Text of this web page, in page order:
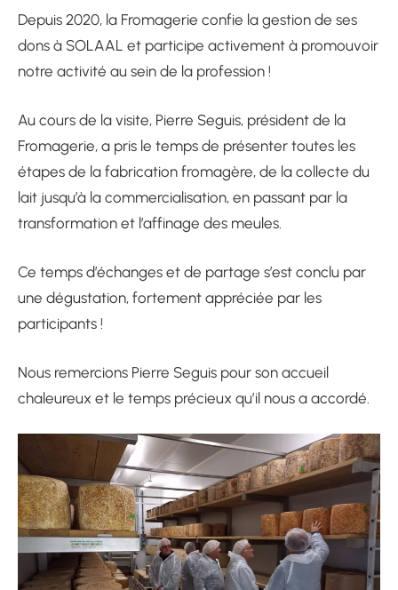
Depuis 2020, la Fromagerie confie la gestion de ses
dons à SOLAAL et participe activement à promouvoir
notre activité au sein de la profession !
Au cours de la visite, Pierre Seguis, président de la
Fromagerie, a pris le temps de présenter toutes les
étapes de la fabrication fromagère, de la collecte du
lait jusqu’à la commercialisation, en passant par la
transformation et l’affinage des meules.
Ce temps d’échanges et de partage s’est conclu par
une dégustation, fortement appréciée par les
participants !
Nous remercions Pierre Seguis pour son accueil
chaleureux et le temps précieux qu’il nous a accordé.